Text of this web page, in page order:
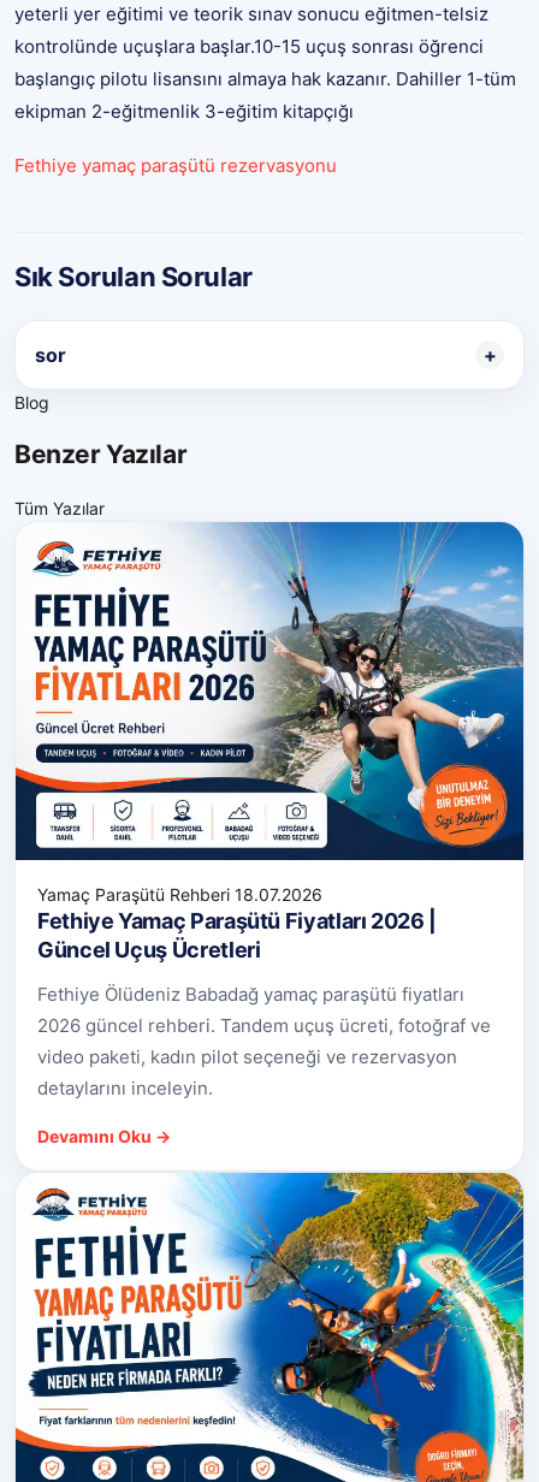
yeterli yer eğitimi ve teorik sınav sonucu eğitmen-telsiz
kontrolünde uçuşlara başlar.10-15 uçuş sonrası öğrenci
başlangıç pilotu lisansını almaya hak kazanır. Dahiller 1-tüm
ekipman 2-eğitmenlik 3-eğitim kitapçığı
Fethiye yamaç paraşütü rezervasyonu
Sık Sorulan Sorular
sor
Blog
Benzer Yazılar
Tüm Yazılar
Yamaç Paraşütü Rehberi 18.07.2026
Fethiye Yamaç Paraşütü Fiyatları 2026 |
Güncel Uçuş Ücretleri
Fethiye Ölüdeniz Babadağ yamaç paraşütü fiyatları
2026 güncel rehberi. Tandem uçuş ücreti, fotoğraf ve
video paketi, kadın pilot seçeneği ve rezervasyon
detaylarını inceleyin.
Devamını Oku →